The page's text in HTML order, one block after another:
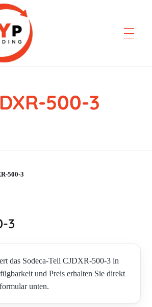
500-3
500-3
3
das Sodeca-Teil CJDXR-500-3 in
und Preis erhalten Sie direkt
unten.